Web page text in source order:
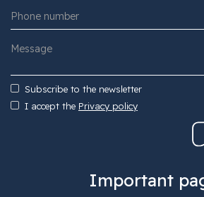
Subscribe to the newsletter
I accept the Privacy policy
Important